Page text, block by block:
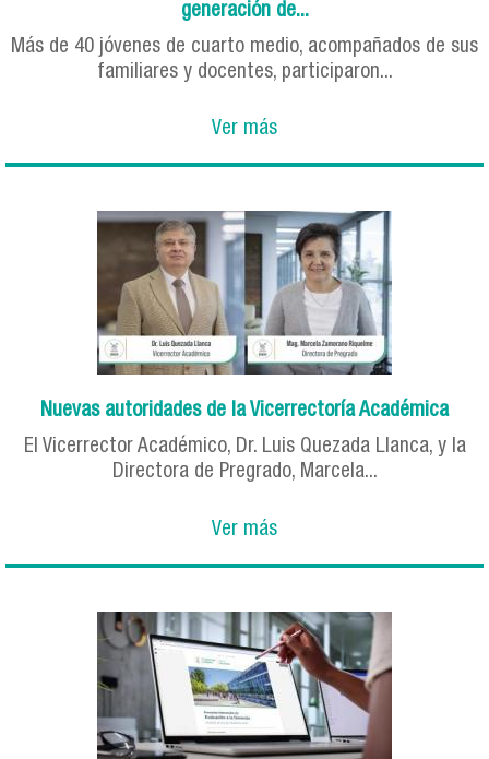
generación de...
Más de 40 jóvenes de cuarto medio, acompañados de sus
familiares y docentes, participaron...
Ver más
Nuevas autoridades de la Vicerrectoría Académica
El Vicerrector Académico, Dr. Luis Quezada Llanca, y la
Directora de Pregrado, Marcela...
Ver más